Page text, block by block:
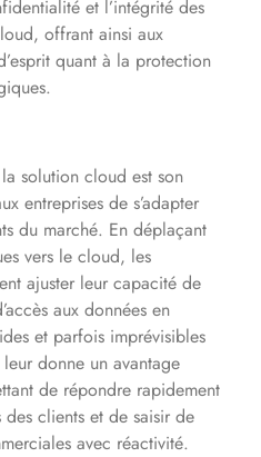
et l’intégrité des
offrant ainsi aux
quant à la protection
solution cloud est son
entreprises de s’adapter
du marché. En déplaçant
vers le cloud, les
ajuster leur capacité de
aux données en
et parfois imprévisibles
donne un avantage
de répondre rapidement
des clients et de saisir de
avec réactivité.